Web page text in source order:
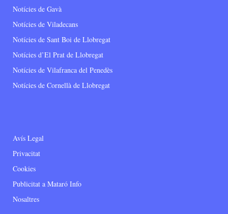
Notícies de Gavà
Notícies de Viladecans
Notícies de Sant Boi de Llobregat
Notícies d’El Prat de Llobregat
Notícies de Vilafranca del Penedès
Notícies de Cornellà de Llobregat
Avís Legal
Privacitat
Cookies
Publicitat a Mataró Info
Nosaltres